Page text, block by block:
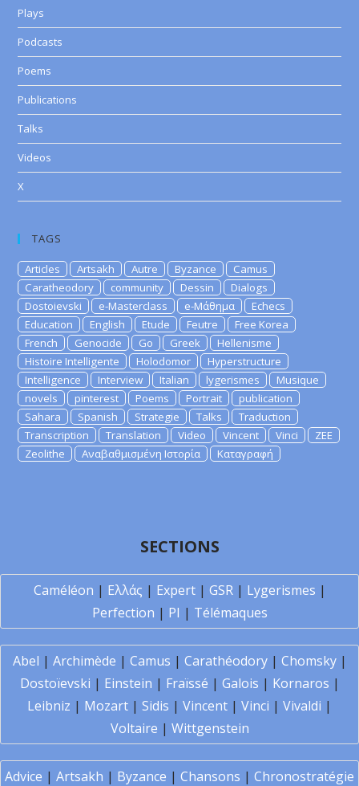
Plays
Podcasts
Poems
Publications
Talks
Videos
X
TAGS
Articles Artsakh Autre Byzance
Camus
Caratheodory
community Dessin
Dialogs
Dostoievski
e-Masterclass e-Μάθημα
Echecs
Education
English Etude Feutre
Free Korea
French
Genocide Go Greek
Hellenisme
Histoire Intelligente
Holodomor
Hyperstructure
Intelligence
Interview Italian lygerismes
Musique
novels
pinterest Poems Portrait
publication
Sahara
Spanish Strategie Talks
Traduction
Transcription
Translation Video Vincent Vinci
ZEE
Zeolithe
Αναβαθμισμένη Ιστορία Καταγραφή
SECTIONS
Caméléon | Ελλάς | Expert| GSR| Lygerismes |
Perfection | PI | Télémaques
Abel | Archimède | Camus | Carathéodory| Chomsky|
Dostoïevski | Einstein | Fraïssé | Galois | Kornaros |
Leibniz | Mozart | Sidis | Vincent | Vinci | Vivaldi |
Voltaire | Wittgenstein
Advice | Artsakh | Byzance | Chansons | Chronostratégie